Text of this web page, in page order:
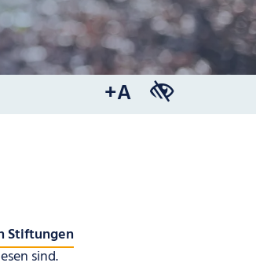
+A
Stiftungen
sind.